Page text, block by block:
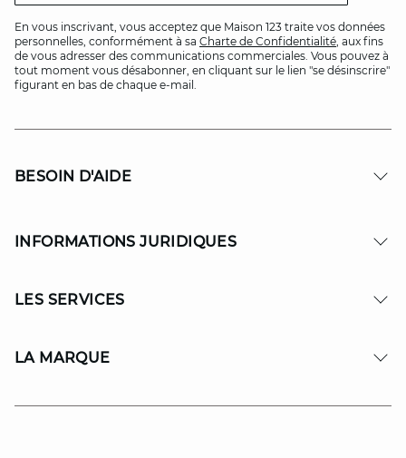
En vous inscrivant, vous acceptez que Maison 123 traite vos données
personnelles, conformément à sa Charte de Confidentialité, aux fins
de vous adresser des communications commerciales. Vous pouvez à
tout moment vous désabonner, en cliquant sur le lien "se désinscrire"
figurant en bas de chaque e-mail.
BESOIN D'AIDE
INFORMATIONS JURIDIQUES
LES SERVICES
LA MARQUE